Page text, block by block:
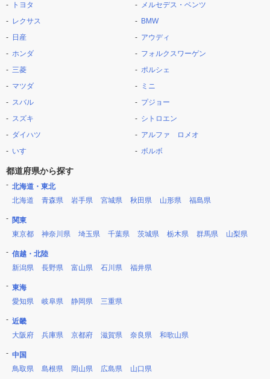
トヨタ
レクサス
日産
ホンダ
三菱
マツダ
スバル
スズキ
ダイハツ
いすゞ
メルセデス・ベンツ
BMW
アウディ
フォルクスワーゲン
ポルシェ
ミニ
プジョー
シトロエン
アルファ ロメオ
ボルボ
都道府県から探す
北海道・東北
北海道
青森県 岩手県 宮城県 秋田県 山形県 福島県
関東
東京都
神奈川県 埼玉県 千葉県 茨城県 栃木県 群馬県 山梨県
信越・北陸
新潟県
長野県 富山県 石川県 福井県
東海
愛知県
岐阜県 静岡県 三重県
近畿
大阪府
兵庫県 京都府 滋賀県 奈良県 和歌山県
中国
鳥取県
島根県 岡山県 広島県 山口県